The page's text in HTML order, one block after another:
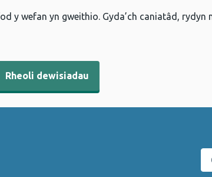
y wefan yn gweithio. Gyda’ch caniatâd,
Rheoli dewisiadau